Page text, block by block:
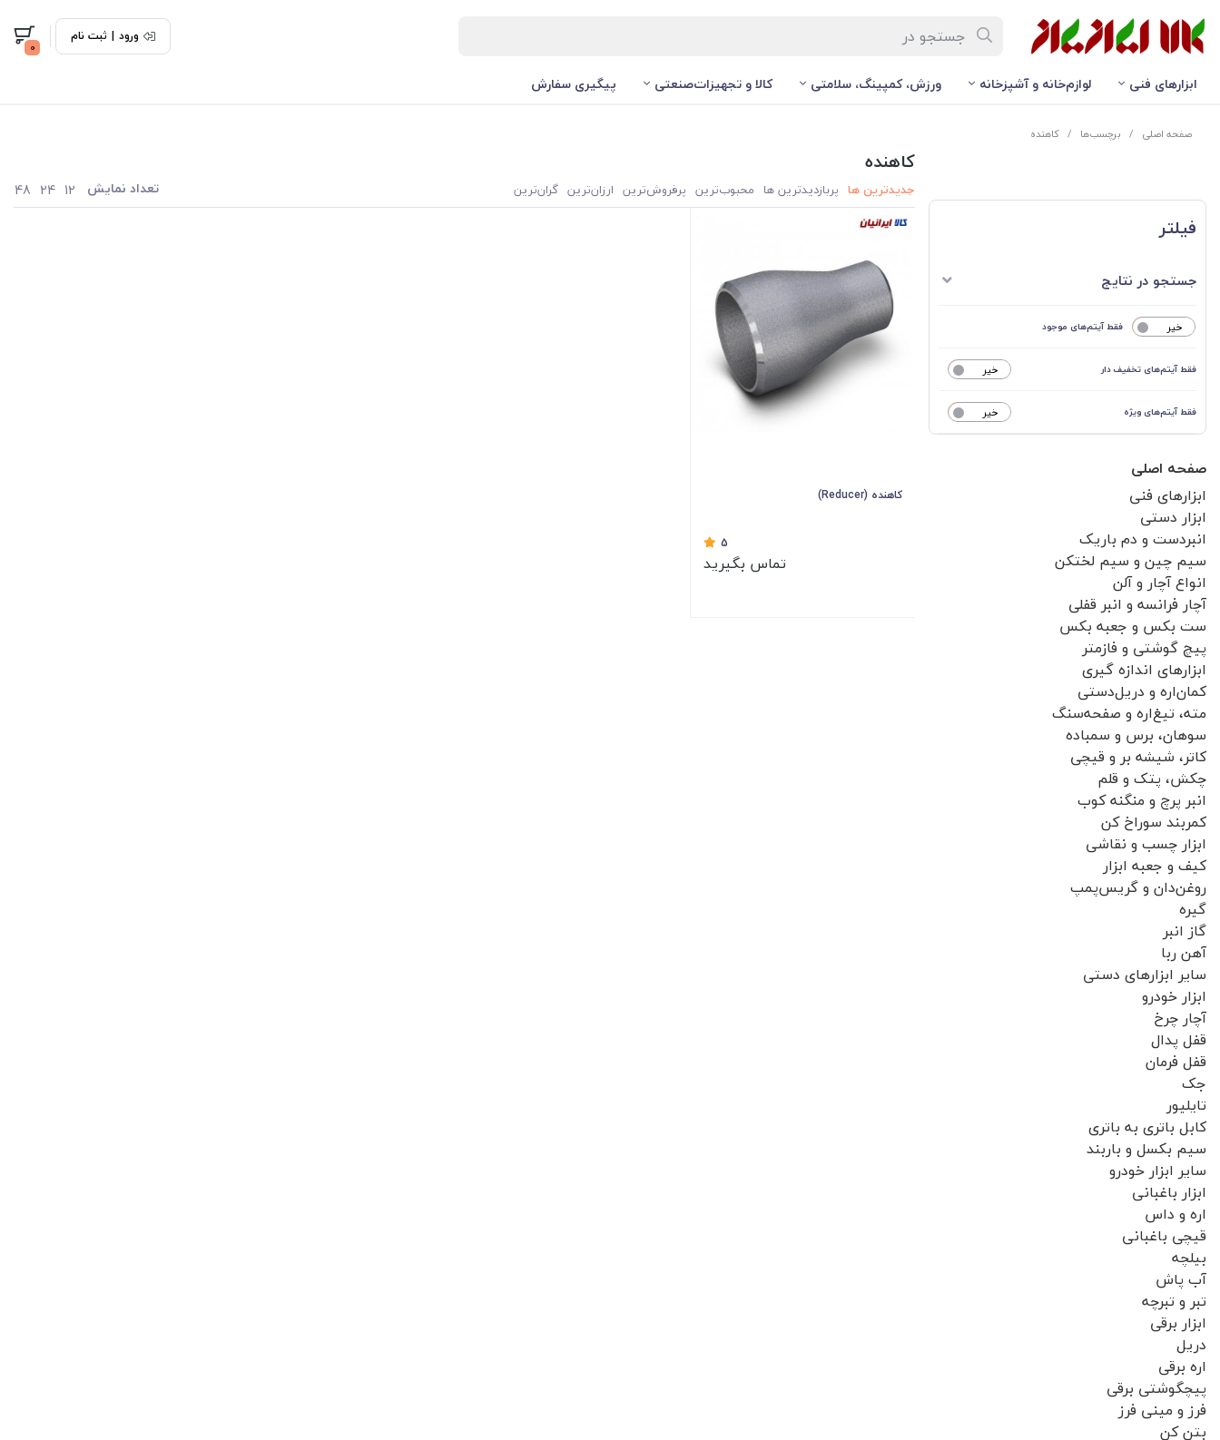
ورود | ثبت نام
0
ابزارهای فنی لوازم‌خانه و آشپزخانه ورزش، کمپینگ، سلامتی کالا و تجهیزات‌صنعتی پیگیری سفارش
صفحه اصلی / برچسب‌ها / کاهنده
فیلتر
جستجو در نتایج
خیر فقط آیتم‌های موجود
خیر فقط آیتم‌های تخفیف دار
خیر فقط آیتم‌های ویژه
صفحه اصلی
ابزارهای فنی
ابزار دستی
انبردست و دم باریک
سیم چین و سیم لختکن
انواع آچار و آلن
آچار فرانسه و انبر قفلی
ست بکس و جعبه بکس
پیچ گوشتی و فازمتر
ابزارهای اندازه گیری
کمان‌اره و دریل‌دستی
مته، تیغ‌اره و صفحه‌سنگ
سوهان، برس و سمباده
کاتر، شیشه بر و قیچی
چکش، پتک و قلم
انبر پرچ و منگنه کوب
کمربند سوراخ کن
ابزار چسب و نقاشی
کیف و جعبه ابزار
روغن‌دان و گریس‌پمپ
گیره
گاز انبر
آهن ربا
سایر ابزارهای دستی
ابزار خودرو
آچار چرخ
قفل پدال
قفل فرمان
جک
تایلیور
کابل باتری به باتری
سیم بکسل و باربند
سایر ابزار خودرو
ابزار باغبانی
اره و داس
قیچی باغبانی
بیلچه
آب پاش
تبر و تبرچه
ابزار برقی
دریل
اره برقی
پیچگوشتی برقی
فرز و مینی فرز
بتن کن
کاهنده
جدیدترین ها پربازدیدترین ها محبوب‌‌ترین پرفروش‌ترین ارزان‌ترین گران‌ترین تعداد نمایش 12
24
48
کاهنده (Reducer)
5
تماس بگیرید